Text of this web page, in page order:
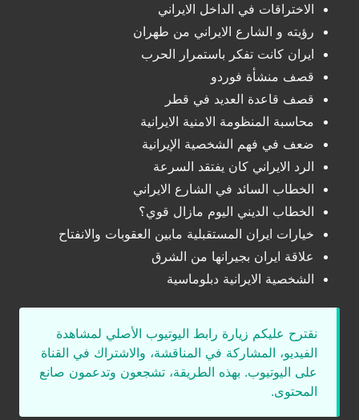
الاختراقات في الداخل الايراني
رؤيته و الشارع الايراني من طهران
ايران كانت تفكر باستمرار الحرب
قصف منشأة فوردو
قصف قاعدة العديد في قطر
محاسبة المنظومة الامنية الايرانية
ضعف في فهم الشخصية الإيرانية
الرد الايراني كان يفتقد السرعة
الخطاب السائد في الشارع الايراني
الخطاب الديني اليوم مازال قوي؟
خيارات ايران المستقبلية مابين العقوبات والانفتاح
علاقة ايران بجيرانها من الشرق
الشخصية الايرانية دبلوماسية
نقترح عليكم زيارة رابط اليوتيوب الأصلي لمشاهدة
الفيديو، المشاركة في المناقشة، والاشتراك في القناة
على اليوتيوب. بهذه الطريقة، تشجعون وتدعمون صانع
المحتوى.